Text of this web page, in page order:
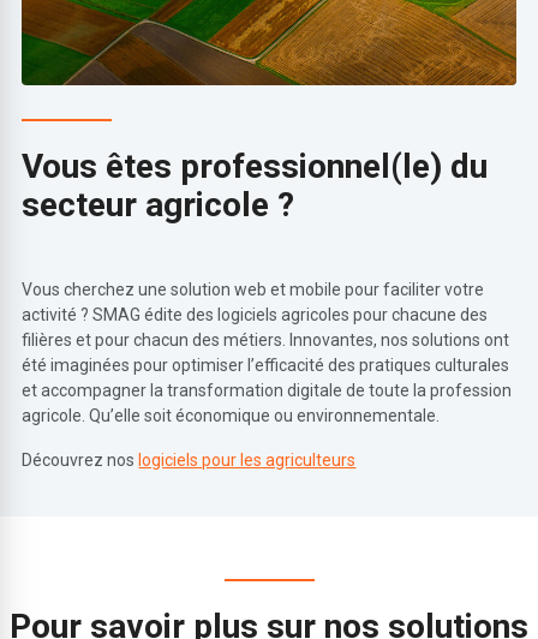
Vous êtes professionnel(le) du
secteur agricole ?
Vous cherchez une solution web et mobile pour faciliter votre
activité ? SMAG édite des logiciels agricoles pour chacune des
filières et pour chacun des métiers. Innovantes, nos solutions ont
été imaginées pour optimiser l’efficacité des pratiques culturales
et accompagner la transformation digitale de toute la profession
agricole. Qu’elle soit économique ou environnementale.
Découvrez nos logiciels pour les agriculteurs
Pour savoir plus sur nos solutions